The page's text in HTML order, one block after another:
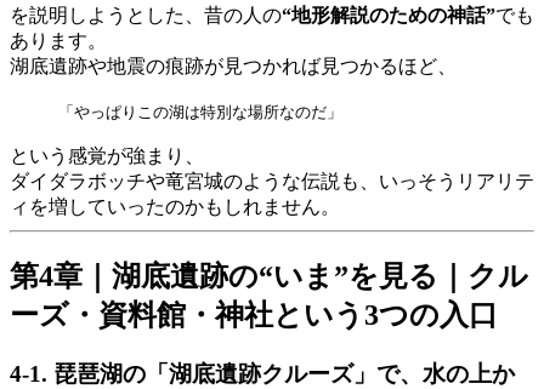
を説明しようとした、昔の人の“地形解説のための神話”でも
あります。
湖底遺跡や地震の痕跡が見つかれば見つかるほど、
「やっぱりこの湖は特別な場所なのだ」
という感覚が強まり、
ダイダラボッチや竜宮城のような伝説も、いっそうリアリテ
ィを増していったのかもしれません。
第4章｜湖底遺跡の“いま”を見る｜クル
ーズ・資料館・神社という3つの入口
4-1. 琵琶湖の「湖底遺跡クルーズ」で、水の上か